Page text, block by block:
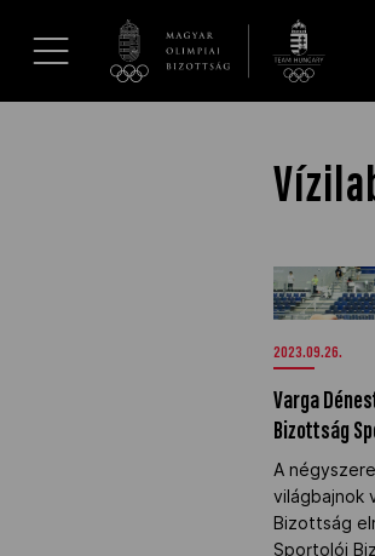
Hírek
Dakar
Los
MOB
Varga
Bizottság
2023.09.26.
Varga
Bizottság
A
világbajnok
Bizottság
Sportolói